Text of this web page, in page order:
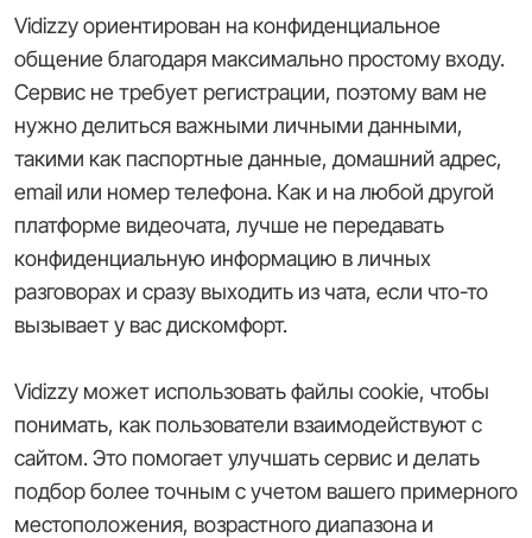
Vidizzy ориентирован на конфиденциальное
общение благодаря максимально простому входу.
Сервис не требует регистрации, поэтому вам не
нужно делиться важными личными данными,
такими как паспортные данные, домашний адрес,
email или номер телефона. Как и на любой другой
платформе видеочата, лучше не передавать
конфиденциальную информацию в личных
разговорах и сразу выходить из чата, если что-то
вызывает у вас дискомфорт.
Vidizzy может использовать файлы cookie, чтобы
понимать, как пользователи взаимодействуют с
сайтом. Это помогает улучшать сервис и делать
подбор более точным с учетом вашего примерного
местоположения, возрастного диапазона и